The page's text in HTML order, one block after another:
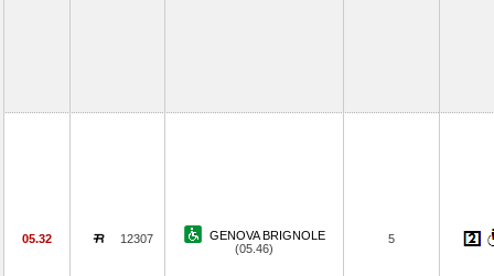
05.32 12307
GENOVA BRIGNOLE
(05.46)
5